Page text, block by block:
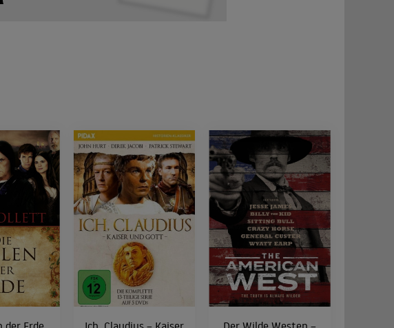
der Stunde, um für Franz eine bessere Frau zu finden.
Elisabeth die Familie zusammenhalten. Sophie erkennt, was sie